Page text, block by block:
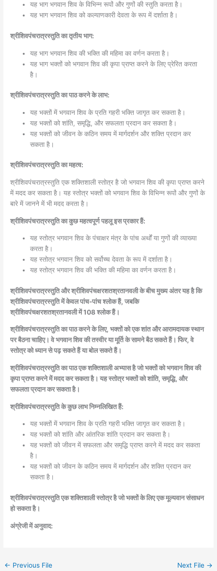
यह भाग भगवान शिव के विभिन्न रूपों और गुणों की स्तुति करता है।
यह भाग भगवान शिव को कल्याणकारी देवता के रूप में दर्शाता है।
श्रीशिवपंचरात्रस्तुति का तृतीय भाग:
यह भाग भगवान शिव की भक्ति की महिमा का वर्णन करता है।
यह भाग भक्तों को भगवान शिव की कृपा प्राप्त करने के लिए प्रेरित करता
है।
श्रीशिवपंचरात्रस्तुति का पाठ करने के लाभ:
यह भक्तों में भगवान शिव के प्रति गहरी भक्ति जागृत कर सकता है।
यह भक्तों को शांति, समृद्धि, और सफलता प्रदान कर सकता है।
यह भक्तों को जीवन के कठिन समय में मार्गदर्शन और शक्ति प्रदान कर
सकता है।
श्रीशिवपंचरात्रस्तुति का महत्व:
श्रीशिवपंचरात्रस्तुति एक शक्तिशाली स्तोत्र है जो भगवान शिव की कृपा प्राप्त करने
में मदद कर सकता है। यह स्तोत्र भक्तों को भगवान शिव के विभिन्न रूपों और गुणों के
बारे में जानने में भी मदद करता है।
श्रीशिवपंचरात्रस्तुति का कुछ महत्वपूर्ण पहलू इस प्रकार हैं:
यह स्तोत्र भगवान शिव के पंचाक्षर मंत्र के पांच अर्थों या गुणों की व्याख्या
करता है।
यह स्तोत्र भगवान शिव को सर्वोच्च देवता के रूप में दर्शाता है।
यह स्तोत्र भगवान शिव की भक्ति की महिमा का वर्णन करता है।
श्रीशिवपंचरात्रस्तुति और श्रीशिवपंचक्षरशतश्रतानवली के बीच मुख्य अंतर यह है कि
श्रीशिवपंचरात्रस्तुति में केवल पांच-पांच श्लोक हैं, जबकि
श्रीशिवपंचक्षरशतश्रतानवली में 108 श्लोक हैं।
श्रीशिवपंचरात्रस्तुति का पाठ करने के लिए, भक्तों को एक शांत और आरामदायक स्थान
पर बैठना चाहिए। वे भगवान शिव की तस्वीर या मूर्ति के सामने बैठ सकते हैं। फिर, वे
स्तोत्र को ध्यान से पढ़ सकते हैं या बोल सकते हैं।
श्रीशिवपंचरात्रस्तुति का पाठ एक शक्तिशाली अभ्यास है जो भक्तों को भगवान शिव की
कृपा प्राप्त करने में मदद कर सकता है। यह स्तोत्र भक्तों को शांति, समृद्धि, और
सफलता प्रदान कर सकता है।
श्रीशिवपंचरात्रस्तुति के कुछ लाभ निम्नलिखित हैं:
यह भक्तों में भगवान शिव के प्रति गहरी भक्ति जागृत कर सकता है।
यह भक्तों को शांति और आंतरिक शांति प्रदान कर सकता है।
यह भक्तों को जीवन में सफलता और समृद्धि प्राप्त करने में मदद कर सकता
है।
यह भक्तों को जीवन के कठिन समय में मार्गदर्शन और शक्ति प्रदान कर
सकता है।
श्रीशिवपंचरात्रस्तुति एक शक्तिशाली स्तोत्र है जो भक्तों के लिए एक मूल्यवान संसाधन
हो सकता है।
अंग्रेजी में अनुवाद:
← Previous File Next File →